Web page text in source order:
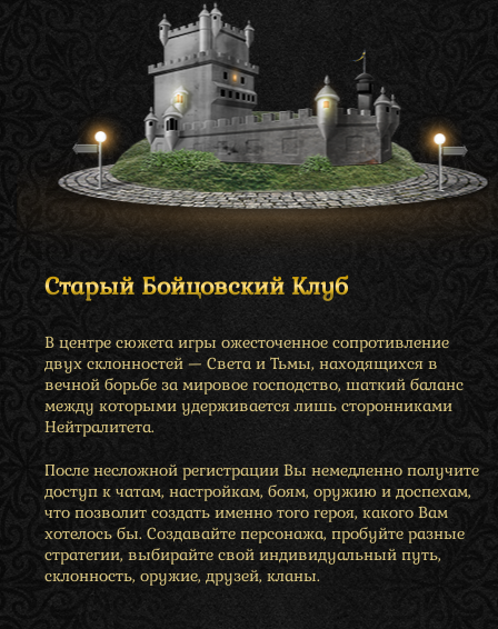
Старый Бойцовский Клуб
В центре сюжета игры ожесточенное сопротивление
двух склонностей — Света и Тьмы, находящихся в
вечной борьбе за мировое господство, шаткий баланс
между которыми удерживается лишь сторонниками
Нейтралитета.
После несложной регистрации Вы немедленно получите
доступ к чатам, настройкам, боям, оружию и доспехам,
что позволит создать именно того героя, какого Вам
хотелось бы. Создавайте персонажа, пробуйте разные
стратегии, выбирайте свой индивидуальный путь,
склонность, оружие, друзей, кланы.